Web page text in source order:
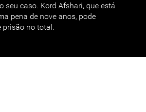
seu caso. Kord Afshari, que está
pena de nove anos, pode
prisão no total.